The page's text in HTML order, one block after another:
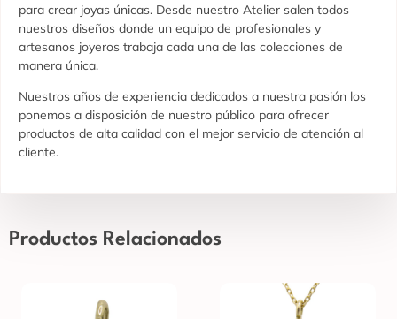
para crear joyas únicas. Desde nuestro Atelier salen todos
nuestros diseños donde un equipo de profesionales y
artesanos joyeros trabaja cada una de las colecciones de
manera única.
Nuestros años de experiencia dedicados a nuestra pasión los
ponemos a disposición de nuestro público para ofrecer
productos de alta calidad con el mejor servicio de atención al
cliente.
Productos Relacionados